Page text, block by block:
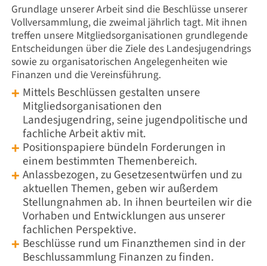
Grundlage unserer Arbeit sind die Beschlüsse unserer
Vollversammlung, die zweimal jährlich tagt. Mit ihnen
treffen unsere Mitgliedsorganisationen grundlegende
Entscheidungen über die Ziele des Landesjugendrings
sowie zu organisatorischen Angelegenheiten wie
Finanzen und die Vereinsführung.
MittelsBeschlüssen gestalten unsere
Mitgliedsorganisationen den
Landesjugendring, seine jugendpolitische und
fachliche Arbeit aktiv mit.
Positionspapiere bündeln Forderungen in
einem bestimmten Themenbereich.
Anlassbezogen, zu Gesetzesentwürfen und zu
aktuellen Themen, geben wir außerdem
Stellungnahmen ab. In ihnen beurteilen wir die
Vorhaben und Entwicklungen aus unserer
fachlichen Perspektive.
Beschlüsse rund um Finanzthemen sind in der
Beschlussammlung Finanzen zu finden.